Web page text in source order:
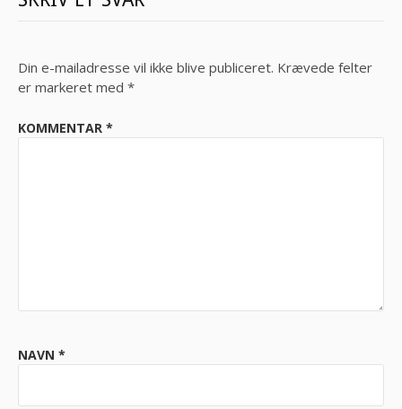
Din e-mailadresse vil ikke blive publiceret. Krævede felter
er markeret med *
KOMMENTAR *
NAVN *